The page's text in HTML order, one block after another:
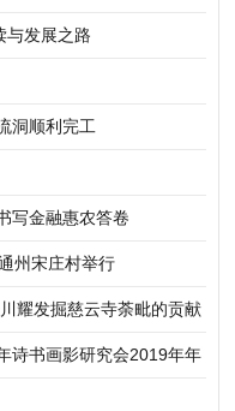
与发展之路
洞顺利完工
写金融惠农答卷
州宋庄村举行
耀发掘慈云寺荼毗的贡献
诗书画影研究会2019年年